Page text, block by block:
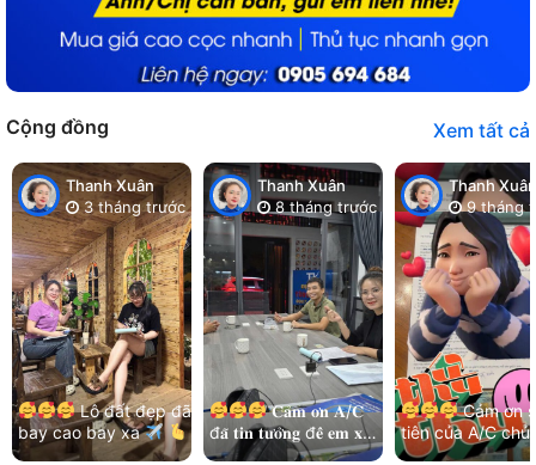
Cộng đồng Xem tất cả
Thanh Xuân
3 tháng trước
Lô đất đẹp đã
bay cao bay xa
Cảm ơn chị chủ đất
Thanh Xuân
8 tháng trước
𝐂𝐚̉𝐦 𝐨̛𝐧 𝐀/𝐂
đ𝐚̃ 𝐭𝐢𝐧 𝐭𝐮̛𝐨̛̉𝐧𝐠 đ𝐞̂̉ 𝐞𝐦 𝐱𝐮̛̉
𝐥𝐲́ 𝐡𝐞̂́𝐭 𝐦𝐨̣𝐢 𝐯𝐢𝐞̣̂𝐜!
Thanh Xuân
9 tháng
Cảm ơn
tiên của A/C chủ
và kết nối nhẹ